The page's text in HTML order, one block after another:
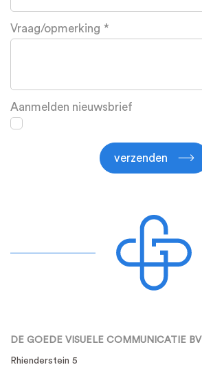
Vraag/opmerking
Aanmelden nieuwsbrief
verzenden
DE GOEDE VISUELE COMMUNICATIE BV
Rhienderstein 5